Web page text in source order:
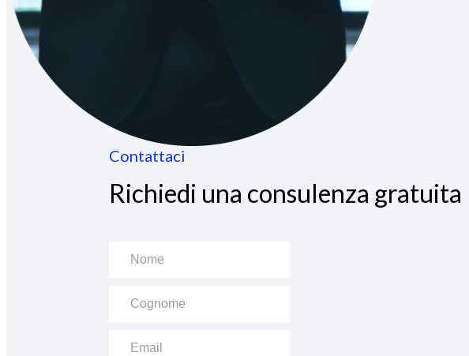
Contattaci
Richiedi una consulenza gratuita